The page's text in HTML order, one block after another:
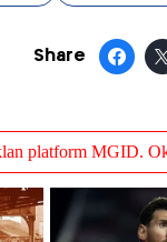
Share